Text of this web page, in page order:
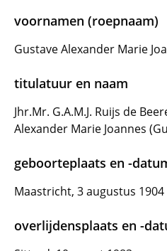
voornamen (roepnaam)
Gustave Alexander Marie
titulatuur en naam
Jhr.Mr. G.A.M.J. Ruijs de
Alexander Marie Joannes
geboorteplaats en -
Maastricht, 3 augustus 1904
overlijdensplaats en -